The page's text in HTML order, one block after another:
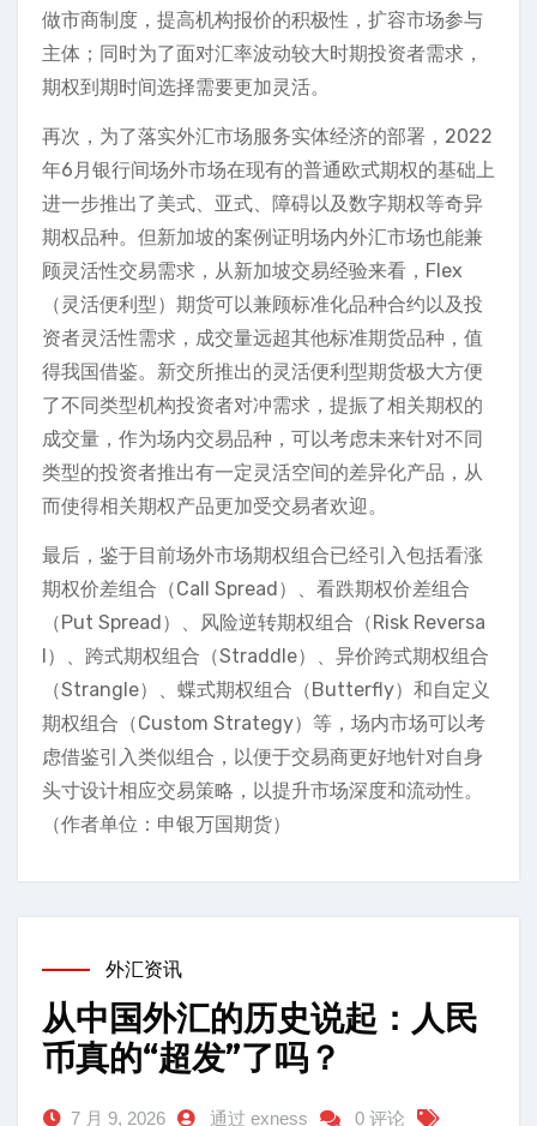
做市商制度，提高机构报价的积极性，扩容市场参与
主体；同时为了面对汇率波动较大时期投资者需求，
期权到期时间选择需要更加灵活。
再次，为了落实外汇市场服务实体经济的部署，2022
年6月银行间场外市场在现有的普通欧式期权的基础上
进一步推出了美式、亚式、障碍以及数字期权等奇异
期权品种。但新加坡的案例证明场内外汇市场也能兼
顾灵活性交易需求，从新加坡交易经验来看，Flex
（灵活便利型）期货可以兼顾标准化品种合约以及投
资者灵活性需求，成交量远超其他标准期货品种，值
得我国借鉴。新交所推出的灵活便利型期货极大方便
了不同类型机构投资者对冲需求，提振了相关期权的
成交量，作为场内交易品种，可以考虑未来针对不同
类型的投资者推出有一定灵活空间的差异化产品，从
而使得相关期权产品更加受交易者欢迎。
最后，鉴于目前场外市场期权组合已经引入包括看涨
期权价差组合（Call Spread）、看跌期权价差组合
（Put Spread）、风险逆转期权组合（Risk Reversa
l）、跨式期权组合（Straddle）、异价跨式期权组合
（Strangle）、蝶式期权组合（Butterfly）和自定义
期权组合（Custom Strategy）等，场内市场可以考
虑借鉴引入类似组合，以便于交易商更好地针对自身
头寸设计相应交易策略，以提升市场深度和流动性。
（作者单位：申银万国期货）
外汇资讯
从中国外汇的历史说起：人民
币真的“超发”了吗？
7 月 9, 2026 通过 exness 0 评论